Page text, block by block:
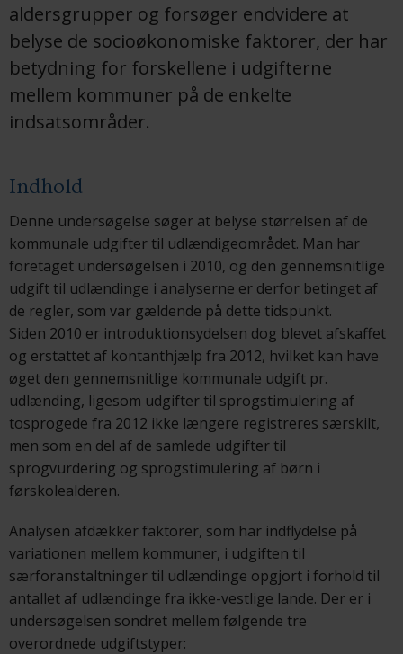
aldersgrupper og forsøger endvidere at
belyse de socioøkonomiske faktorer, der har
betydning for forskellene i udgifterne
mellem kommuner på de enkelte
indsatsområder.
Indhold
Denne undersøgelse søger at belyse størrelsen af de
kommunale udgifter til udlændigeområdet. Man har
foretaget undersøgelsen i 2010, og den gennemsnitlige
udgift til udlændinge i analyserne er derfor betinget af
de regler, som var gældende på dette tidspunkt.
Siden 2010 er introduktionsydelsen dog blevet afskaffet
og erstattet af kontanthjælp fra 2012, hvilket kan have
øget den gennemsnitlige kommunale udgift pr.
udlænding, ligesom udgifter til sprogstimulering af
tosprogede fra 2012 ikke længere registreres særskilt,
men som en del af de samlede udgifter til
sprogvurdering og sprogstimulering af børn i
førskolealderen.
Analysen afdækker faktorer, som har indflydelse på
variationen mellem kommuner, i udgiften til
særforanstaltninger til udlændinge opgjort i forhold til
antallet af udlændinge fra ikke-vestlige lande. Der er i
undersøgelsen sondret mellem følgende tre
overordnede udgiftstyper: